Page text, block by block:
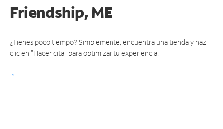
Friendship, ME
¿Tienes poco tiempo? Simplemente, encuentra una tienda y haz
clic en "Hacer cita" para optimizar tu experiencia.